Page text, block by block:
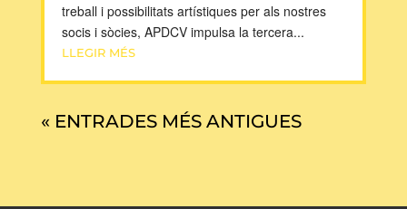
treball i possibilitats artístiques per als nostres
socis i sòcies, APDCV impulsa la tercera...
LLEGIR MÉS
« ENTRADES MÉS ANTIGUES